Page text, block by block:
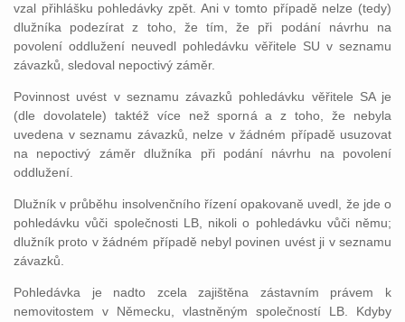
vzal přihlášku pohledávky zpět. Ani v tomto případě nelze (tedy)
dlužníka podezírat z toho, že tím, že při podání návrhu na
povolení oddlužení neuvedl pohledávku věřitele SU v seznamu
závazků, sledoval nepoctivý záměr.
Povinnost uvést v seznamu závazků pohledávku věřitele SA je
(dle dovolatele) taktéž více než sporná a z toho, že nebyla
uvedena v seznamu závazků, nelze v žádném případě usuzovat
na nepoctivý záměr dlužníka při podání návrhu na povolení
oddlužení.
Dlužník v průběhu insolvenčního řízení opakovaně uvedl, že jde o
pohledávku vůči společnosti LB, nikoli o pohledávku vůči němu;
dlužník proto v žádném případě nebyl povinen uvést ji v seznamu
závazků.
Pohledávka je nadto zcela zajištěna zástavním právem k
nemovitostem v Německu, vlastněným společností LB. Kdyby